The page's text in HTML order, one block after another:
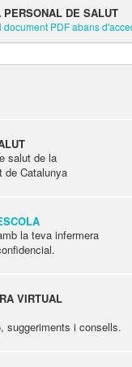
PERSONAL DE SALUT
document PDF abans
salut de la
de Catalunya
la teva infermera
VIRTUAL
suggeriments i consells.